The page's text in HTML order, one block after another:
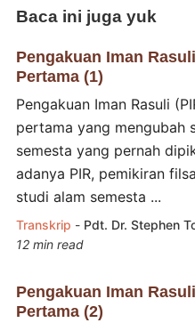
Baca ini juga yuk
Pengakuan Iman
Pertama (1)
Pengakuan Iman Rasuli
pertama yang mengubah
semesta yang pernah
adanya PIR, pemikiran
studi alam semesta ...
Transkrip - Pdt. Dr. Stephen
12 min read
Pengakuan Iman
Pertama (2)